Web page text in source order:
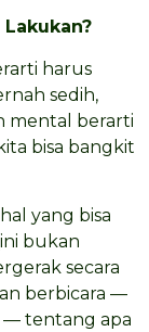
harus
sedih,
mental berarti
bisa bangkit
yang bisa
bukan
secara
berbicara —
— tentang apa